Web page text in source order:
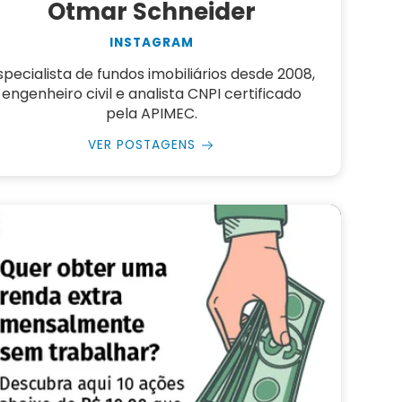
Otmar Schneider
INSTAGRAM
de fundos imobiliários desde 2008,
engenheiro civil e analista CNPI certificado
pela APIMEC.
VER POSTAGENS